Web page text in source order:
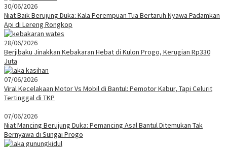
30/06/2026
Niat Baik Berujung Duka: Kala Perempuan Tua Bertaruh Nyawa Padamkan
Api di Lereng Rongkop
28/06/2026
Berjibaku Jinakkan Kebakaran Hebat di Kulon Progo, Kerugian Rp330
Juta
07/06/2026
Viral Kecelakaan Motor Vs Mobil di Bantul: Pemotor Kabur, Tapi Celurit
Tertinggal di TKP
07/06/2026
Niat Mancing Berujung Duka: Pemancing Asal Bantul Ditemukan Tak
Bernyawa di Sungai Progo